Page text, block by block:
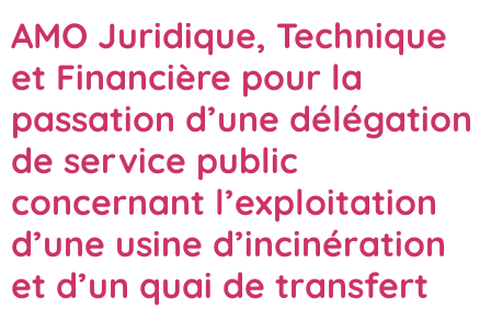
AMO Juridique, Technique
et Financière pour la
passation d’une délégation
de service public
concernant l’exploitation
d’une usine d’incinération
et d’un quai de transfert